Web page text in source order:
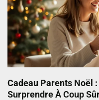
Cadeau Parents Noël
Surprendre À Coup